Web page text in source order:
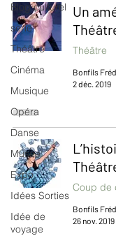
Blog culturel
serie
Théâtre
Cinéma
Musique
Opéra
Danse
Musée
Expo
Idées Sorties
Idée de
voyage
Un
Théâtre
Bonfils
2 déc. 2019
Coup de
Bonfils
26 nov. 2019